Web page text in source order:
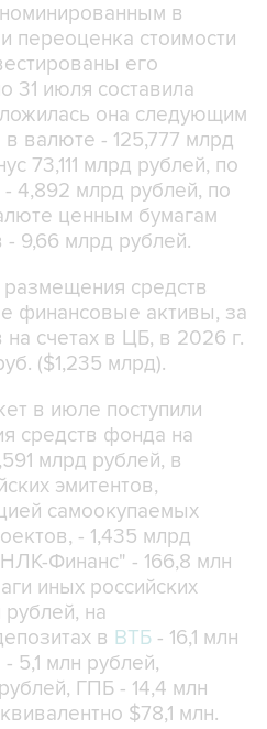
в
переоценка стоимости
его
31 июля составила
она следующим
валюте - 125,777 млрд
73,111 млрд рублей, по
4,892 млрд рублей, по
ценным бумагам
- 9,66 млрд рублей.
средств
финансовые активы, за
счетах в ЦБ, в 2026 г.
($1,235 млрд).
в июле поступили
средств фонда на
млрд рублей, в
эмитентов,
самоокупаемых
- 1,435 млрд
Финанс" - 166,8 млн
иных российских
на
в ВТБ - 16,1 млн
- 5,1 млн рублей,
ГПБ - 14,4 млн
$78,1 млн.